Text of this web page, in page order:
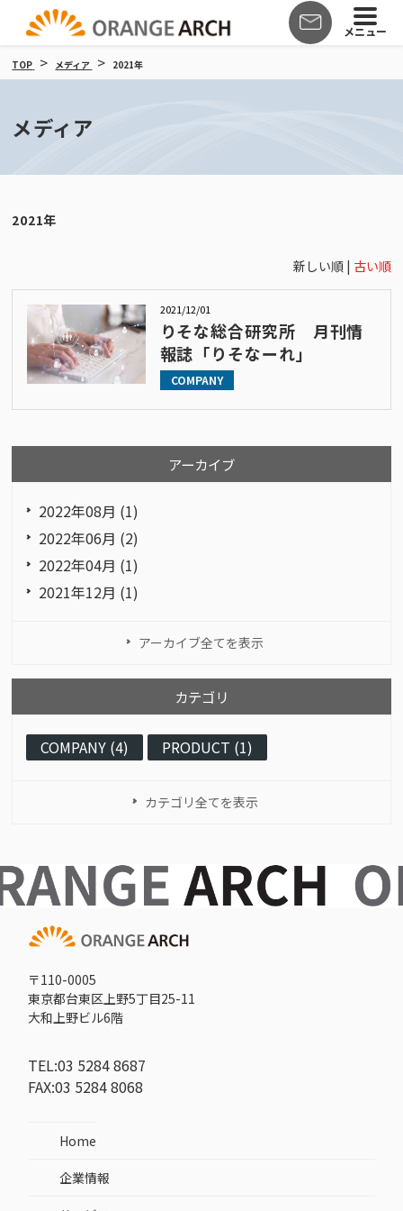
メニュー
TOP メディア 2021年
メディア
2021年
新しい順 | 古い順
2021/12/01
りそな総合研究所 月刊情
報誌「りそなーれ」
COMPANY
アーカイブ
2022年08月 (1)
2022年06月 (2)
2022年04月 (1)
2021年12月 (1)
アーカイブ全てを表示
カテゴリ
COMPANY (4) PRODUCT (1)
カテゴリ全てを表示
〒110-0005
東京都台東区上野5丁目25-11
大和上野ビル6階
TEL:03 5284 8687
FAX:03 5284 8068
Home
企業情報